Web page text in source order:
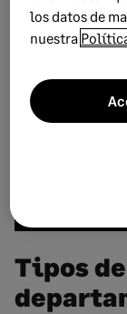
Tipos
los datos de
nuestra